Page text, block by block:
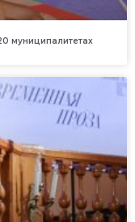
муниципалитетах